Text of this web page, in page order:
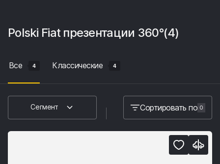
Polski Fiat презентации 360°(4)
Все 4 Классические 4
Сегмент Сортировать по 0